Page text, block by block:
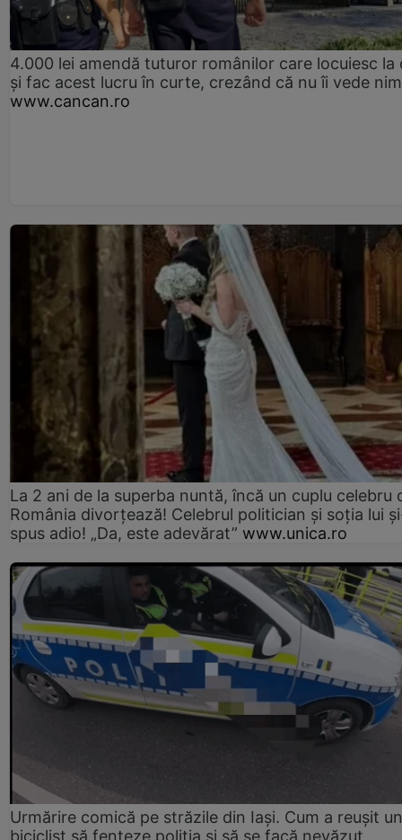
4.000 lei amendă tuturor românilor care locuiesc la
și fac acest lucru în curte, crezând că nu îi vede
www.cancan.ro
La 2 ani de la superba nuntă, încă un cuplu celebru
România divorțează! Celebrul politician și soția lui
spus adio! „Da, este adevărat” www.unica.ro
Urmărire comică pe străzile din Iași. Cum a reușit un
biciclist să fenteze poliția și să se facă nevăzut